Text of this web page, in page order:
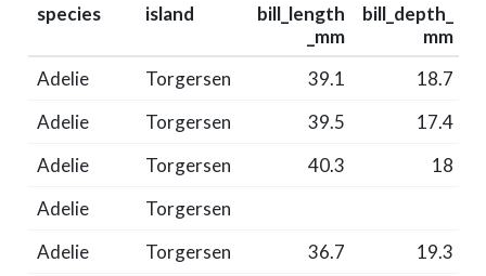
species island
bill_length
_mm
bill_depth_
mm
Adelie Torgersen 39.1
18.7
Adelie
Torgersen 39.5
17.4
Adelie
Torgersen 40.3
18
Adelie
Torgersen
Adelie
Torgersen 36.7
19.3